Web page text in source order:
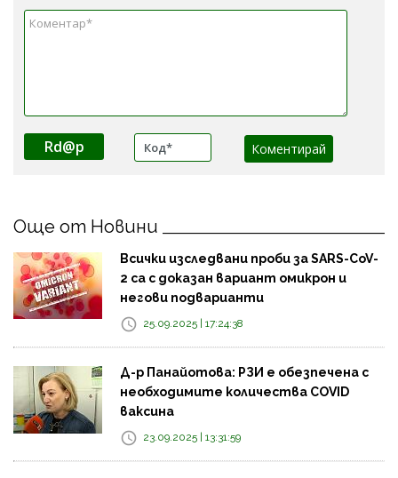
Rd@p
Още от Новини
Всички изследвани проби за SARS-CoV-
2 са с доказан вариант омикрон и
негови подварианти
25.09.2025 | 17:24:38
Д-р Панайотова: РЗИ е обезпечена с
необходимите количества COVID
ваксина
23.09.2025 | 13:31:59